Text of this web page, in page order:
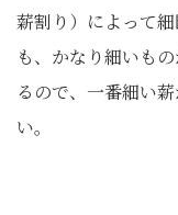
薪割り）によって
も、かなり細いも
るので、一番細い
い。